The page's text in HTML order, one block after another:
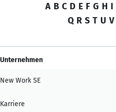
A B C D E F G H I
Q R S T U V
Unternehmen
New Work SE
Karriere